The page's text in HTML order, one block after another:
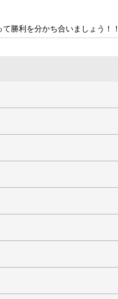
勝利を分かち合いましょう！！